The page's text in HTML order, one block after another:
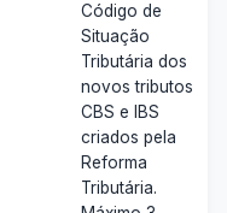
Código de
Situação
Tributária dos
novos tributos
CBS e IBS
criados pela
Reforma
Tributária.